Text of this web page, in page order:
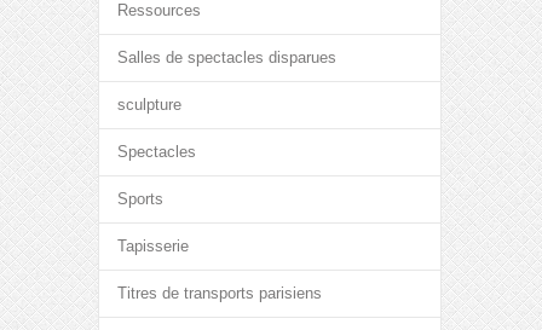
Ressources
Salles de spectacles disparues
sculpture
Spectacles
Sports
Tapisserie
Titres de transports parisiens